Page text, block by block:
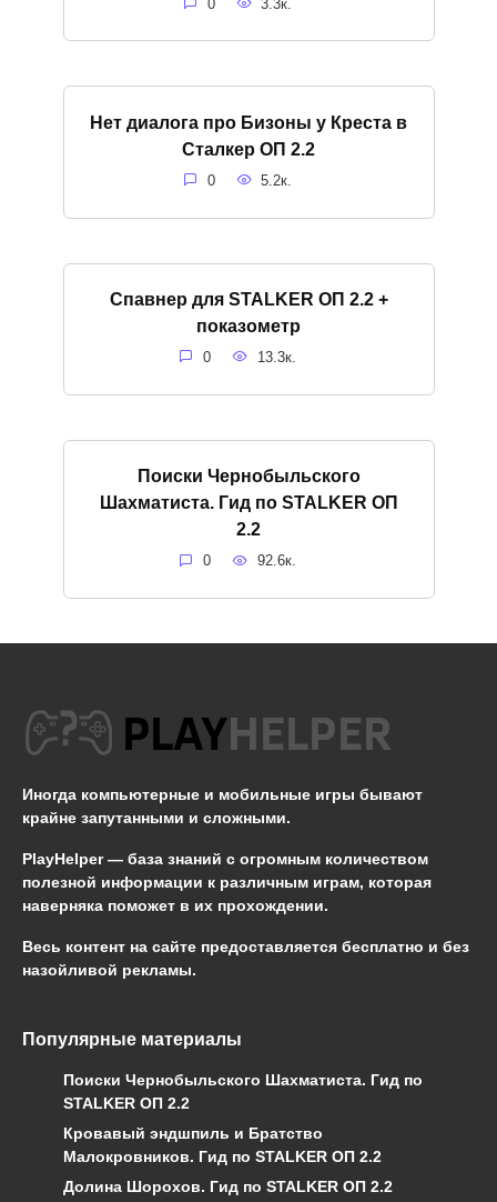
0 3.3к.
Нет диалога про Бизоны у Креста в
Сталкер ОП 2.2
0 5.2к.
Спавнер для STALKER ОП 2.2 +
показометр
0 13.3к.
Поиски Чернобыльского
Шахматиста. Гид по STALKER ОП
2.2
0 92.6к.
Иногда компьютерные и мобильные игры бывают
крайне запутанными и сложными.
PlayHelper — база знаний с огромным количеством
полезной информации к различным играм, которая
наверняка поможет в их прохождении.
Весь контент на сайте предоставляется бесплатно и без
назойливой рекламы.
Популярные материалы
Поиски Чернобыльского Шахматиста. Гид по
STALKER ОП 2.2
Кровавый эндшпиль и Братство
Малокровников. Гид по STALKER ОП 2.2
Долина Шорохов. Гид по STALKER ОП 2.2